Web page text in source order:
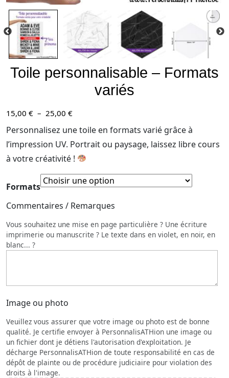
Toile personnalisable – Formats
variés
15,00 € – 25,00 €Plage
de
prix :
15,00 €
25,00 €
Personnalisez une toile en formats varié grâce à
l’impression UV. Portrait ou paysage, laissez libre cours
à votre créativité !
Formats
Commentaires / Remarques
Vous souhaitez une mise en page particulière ? Une écriture
imprimerie ou manuscrite ? Le texte dans en violet, en noir, en
blanc... ?
Image ou photo
Veuillez vous assurer que votre image ou photo est de bonne
qualité. Je certifie envoyer à PersonnalisATHion une image ou
un fichier dont je détiens l'autorisation d'exploitation. Je
décharge PersonnalisATHion de toute responsabilité en cas de
dépôt de plainte ou de procédure judiciaire pour violation des
droits à l'image.